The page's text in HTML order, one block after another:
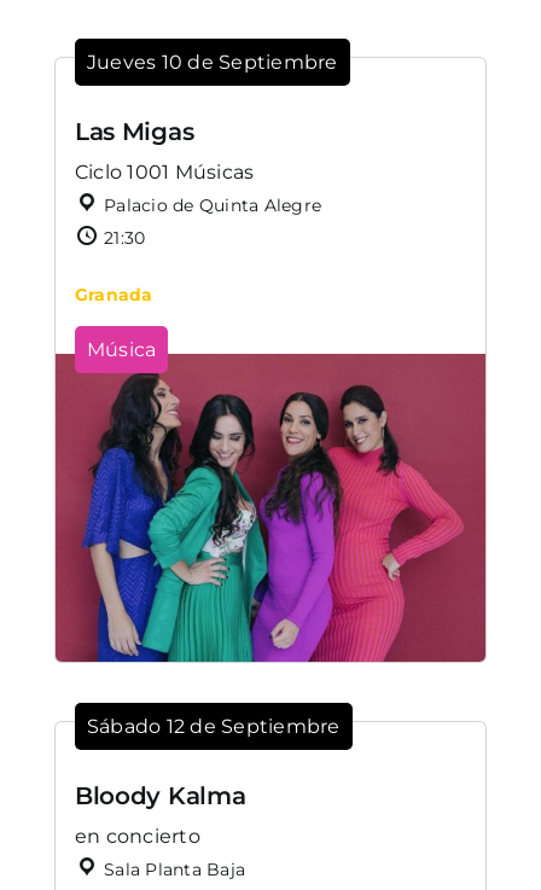
Jueves 10 de Septiembre
Las Migas
Ciclo 1001 Músicas
Palacio de Quinta Alegre
21:30
Granada
Música
Sábado 12 de Septiembre
Bloody Kalma
en concierto
Sala Planta Baja